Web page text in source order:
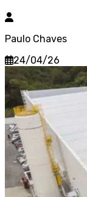
Paulo Chaves
24/04/26